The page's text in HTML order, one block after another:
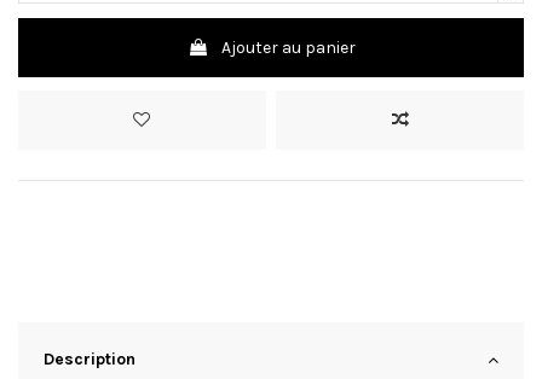
Ajouter au panier
Description